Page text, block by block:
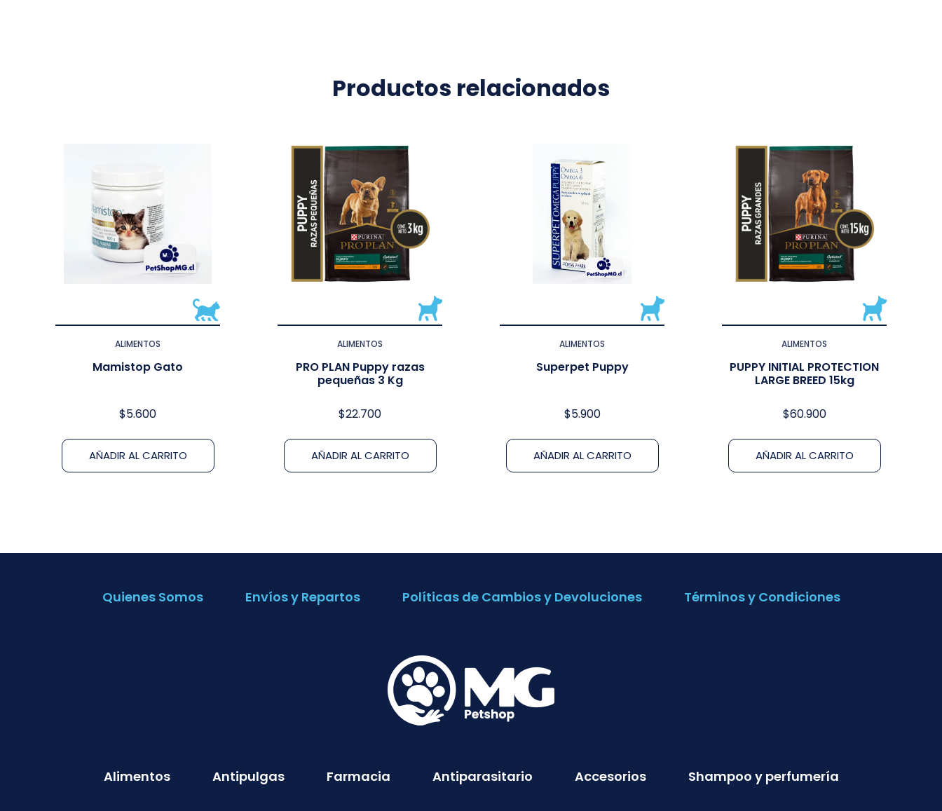
Productos relacionados
ALIMENTOS
Mamistop Gato
$5.600
AÑADIR AL CARRITO
ALIMENTOS
PRO PLAN Puppy razas
pequeñas 3 Kg
$22.700
AÑADIR AL CARRITO
ALIMENTOS
Superpet Puppy
$5.900
AÑADIR AL CARRITO
ALIMENTOS
PUPPY INITIAL PROTECTION
LARGE BREED 15kg
$60.900
AÑADIR AL CARRITO
Quienes Somos Envíos y Repartos Políticas de Cambios y Devoluciones Términos y Condiciones
Alimentos Antipulgas Farmacia Antiparasitario Accesorios Shampoo y perfumería